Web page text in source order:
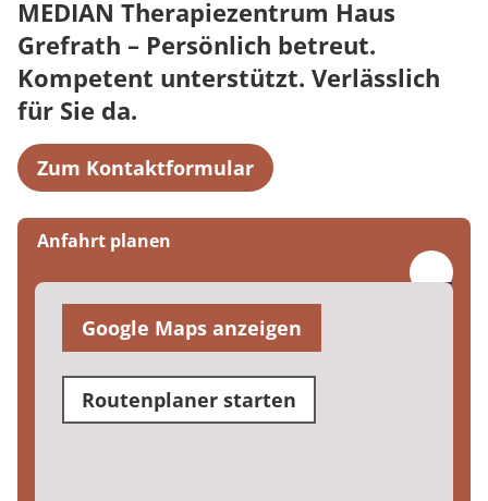
MEDIAN Therapiezentrum Haus
Grefrath – Persönlich betreut.
Kompetent unterstützt. Verlässlich
für Sie da.
Zum Kontaktformular
Anfahrt planen
Google Maps anzeigen
Routenplaner starten